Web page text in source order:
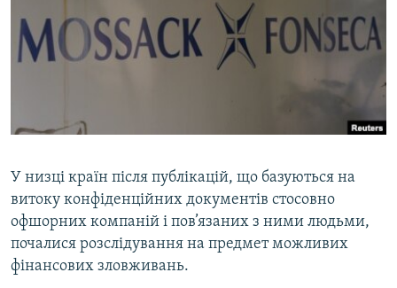
ДЕПОРТАЦІЯ
ВІДЕОУРОКИ «ELIFBE»
УКРАЇНСЬКА ПРОБЛЕМА КРИМУ
ЯК ОБІЙТИ БЛОКУВАННЯ
Усі сайти RFE/RL
У низці країн після публікацій, що базуються на
витоку конфіденційних документів стосовно
офшорних компаній і пов’язаних з ними людьми,
почалися розслідування на предмет можливих
фінансових зловживань.